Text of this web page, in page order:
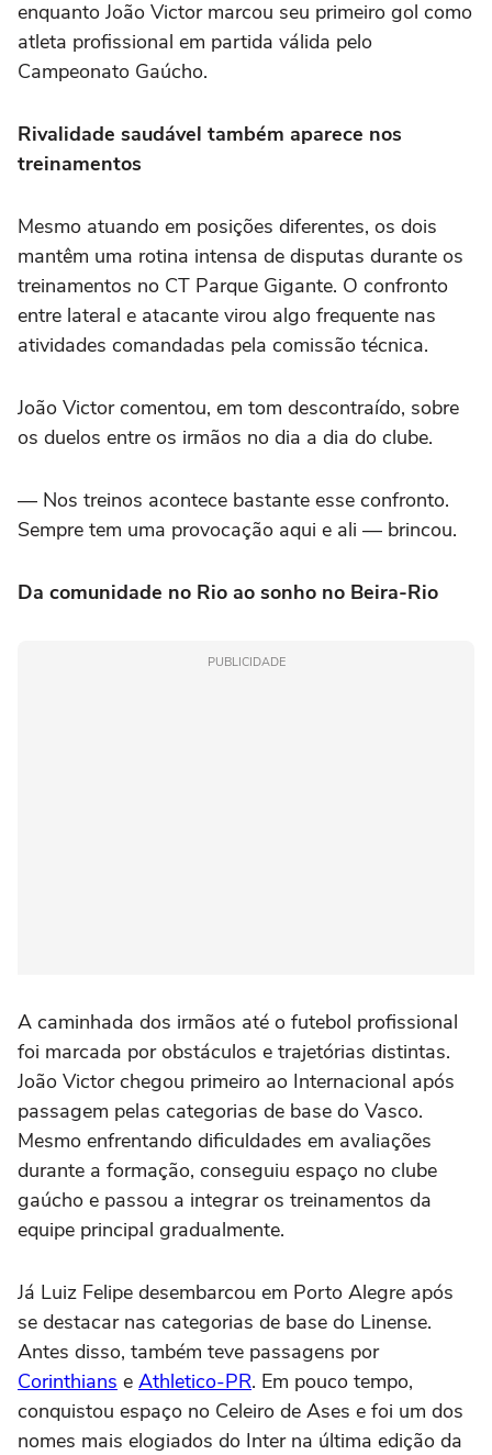
enquanto João Victor marcou seu primeiro gol como
atleta profissional em partida válida pelo
Campeonato Gaúcho.
Rivalidade saudável também aparece nos
treinamentos
Mesmo atuando em posições diferentes, os dois
mantêm uma rotina intensa de disputas durante os
treinamentos no CT Parque Gigante. O confronto
entre lateral e atacante virou algo frequente nas
atividades comandadas pela comissão técnica.
João Victor comentou, em tom descontraído, sobre
os duelos entre os irmãos no dia a dia do clube.
— Nos treinos acontece bastante esse confronto.
Sempre tem uma provocação aqui e ali — brincou.
Da comunidade no Rio ao sonho no Beira-Rio
PUBLICIDADE
A caminhada dos irmãos até o futebol profissional
foi marcada por obstáculos e trajetórias distintas.
João Victor chegou primeiro ao Internacional após
passagem pelas categorias de base do Vasco.
Mesmo enfrentando dificuldades em avaliações
durante a formação, conseguiu espaço no clube
gaúcho e passou a integrar os treinamentos da
equipe principal gradualmente.
Já Luiz Felipe desembarcou em Porto Alegre após
se destacar nas categorias de base do Linense.
Antes disso, também teve passagens por
Corinthians e Athletico-PR. Em pouco tempo,
conquistou espaço no Celeiro de Ases e foi um dos
nomes mais elogiados do Inter na última edição da